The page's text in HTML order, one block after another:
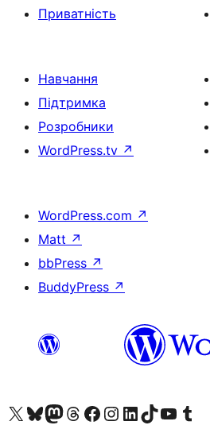
Приватність
Навчання
Підтримка
Розробники
WordPress.tv ↗
WordPress.com ↗
Matt ↗
bbPress ↗
BuddyPress ↗
Visit our X (formerly Twitter) account
Visit our Bluesky account
Завітайте до нашої стрічки в Mastodon
Visit our Threads account
Завітайте на нашу сторінку в Facebook
Visit our Instagram account
Visit our LinkedIn account
Visit our TikTok account
Visit our YouTube
Visit our